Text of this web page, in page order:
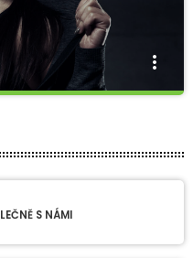
more_vert
auomatically generated
carousels of
choosing a category.
auctor eget tellus nec,
S NÁMI